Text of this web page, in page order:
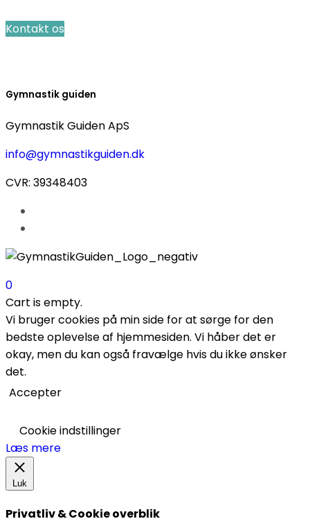
Kontakt os
Gymnastik guiden
Gymnastik Guiden ApS
info@gymnastikguiden.dk
CVR: 39348403
0
Cart is empty.
Vi bruger cookies på min side for at sørge for den
bedste oplevelse af hjemmesiden. Vi håber det er
okay, men du kan også fravælge hvis du ikke ønsker
det.
Accepter
Cookie indstillinger
Læs mere
Luk
Privatliv & Cookie overblik